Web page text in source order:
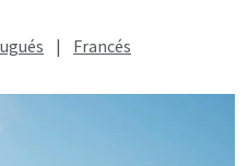
| Francés